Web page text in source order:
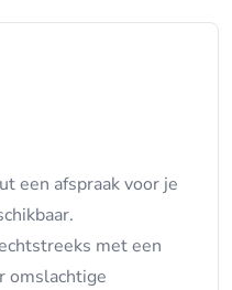
een afspraak voor je
met een
omslachtige